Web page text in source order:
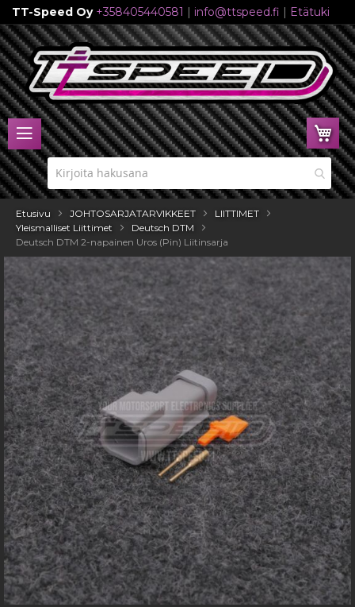
TT-Speed Oy +358405440581 | info@ttspeed.fi | Etätuki
Skip
to
Content
Etusivu JOHTOSARJATARVIKKEET
LIITTIMET
Yleismalliset Liittimet
Deutsch DTM
Deutsch DTM 2-napainen Uros (Pin) Liitinsarja
Skip
to
the
end
of
the
images
gallery